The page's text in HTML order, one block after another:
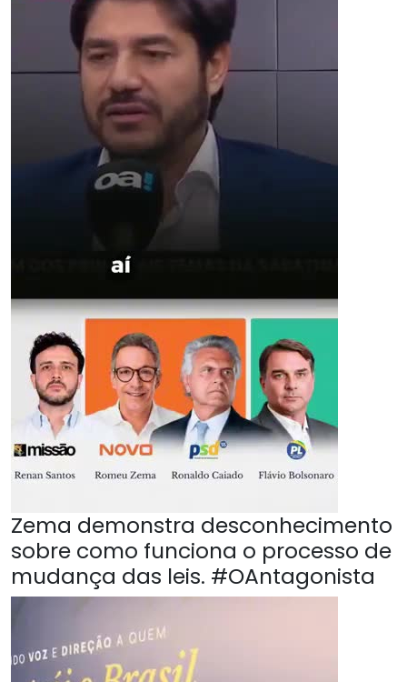
Zema demonstra desconhecimento
sobre como funciona o processo de
mudança das leis. #OAntagonista